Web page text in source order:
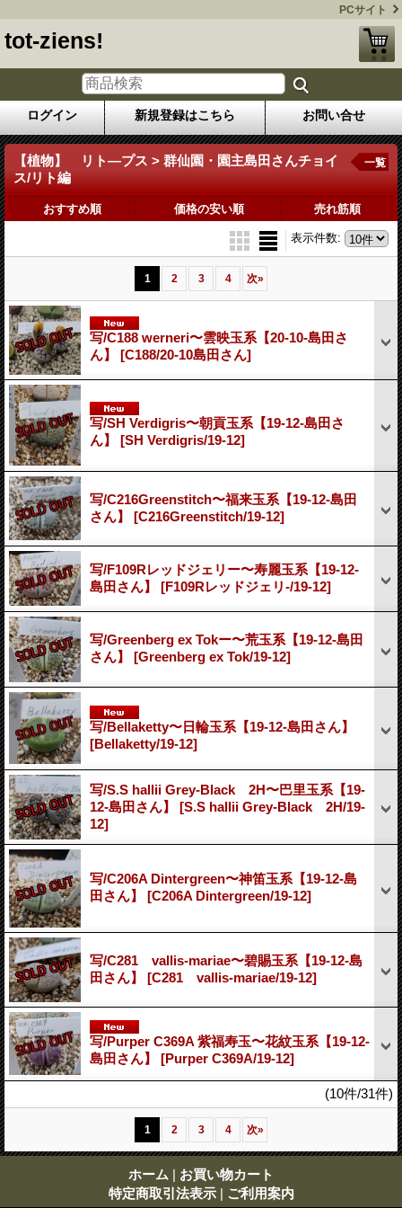
PCサイト
tot-ziens!
ログイン 新規登録はこちら お問い合せ
【植物】 リト―プス > 群仙園・園主島田さんチョイ
ス/リト編
一覧
おすすめ順 価格の安い順 売れ筋順
表示件数:
1 2 3 4 次»
写/C188 werneri〜雲映玉系【20-10-島田さ
ん】 [C188/20-10島田さん]
写/SH Verdigris〜朝貢玉系【19-12-島田さ
ん】 [SH Verdigris/19-12]
写/C216Greenstitch〜福来玉系【19-12-島田
さん】 [C216Greenstitch/19-12]
写/F109Rレッドジェリー〜寿麗玉系【19-12-
島田さん】 [F109Rレッドジェリ-/19-12]
写/Greenberg ex Tokー〜荒玉系【19-12-島田
さん】 [Greenberg ex Tok/19-12]
写/Bellaketty〜日輪玉系【19-12-島田さん】
[Bellaketty/19-12]
写/S.S hallii Grey-Black 2H〜巴里玉系【19-
12-島田さん】 [S.S hallii Grey-Black 2H/19-
12]
写/C206A Dintergreen〜神笛玉系【19-12-島
田さん】 [C206A Dintergreen/19-12]
写/C281 vallis-mariae〜碧賜玉系【19-12-島
田さん】 [C281 vallis-mariae/19-12]
写/Purper C369A 紫福寿玉〜花紋玉系【19-12-
島田さん】 [Purper C369A/19-12]
(10件/31件)
1 2 3 4 次»
ホーム | お買い物カート
特定商取引法表示 | ご利用案内